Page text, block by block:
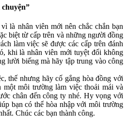
là nhân viên mới nên chắc chắn bạn
biệt từ cấp trên và những người đồng
làm việc sẽ được các cấp trên đánh
khi là nhân viên mới tuyệt đối không
lười biếng mà hãy tập trung vào công
thế nhưng hãy cố gắng hòa đồng với
một môi trường làm việc thoải mái và
chân đến công ty nhé. Hy vọng với
bạn có thể hòa nhập với môi trường
Chúc các bạn thành công.